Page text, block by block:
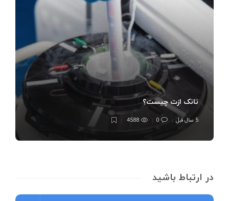
تانک ازت چیست؟
5 سال قبل 0
4588
در ارتباط باشید